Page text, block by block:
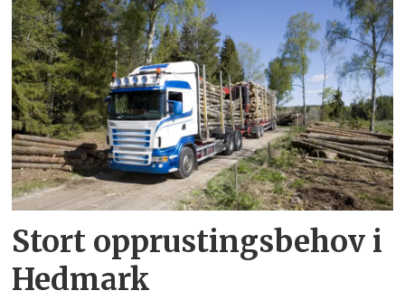
Stort opprustingsbehov i
Hedmark